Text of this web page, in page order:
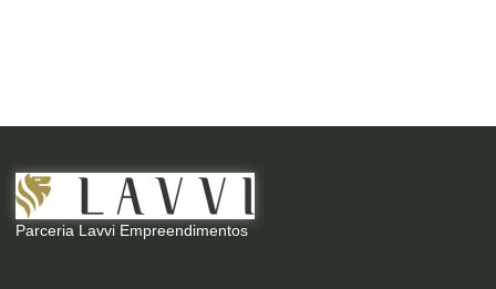
Parceria Lavvi Empreendimentos